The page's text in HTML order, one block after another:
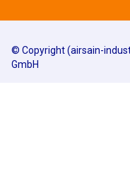
© Copyright (airsain-
GmbH